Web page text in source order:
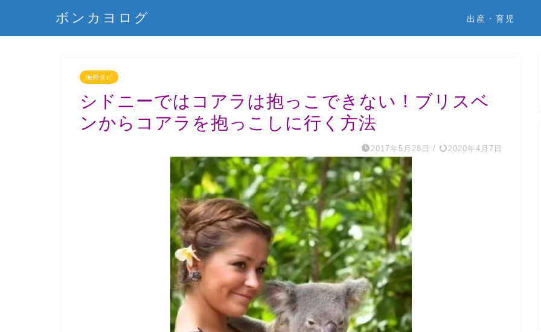
ボンカヨログ 出産・育児
海外タビ
シドニーではコアラは抱っこできない！ブリスベ
ンからコアラを抱っこしに行く方法
2017年5月28日 / 2020年4月7日